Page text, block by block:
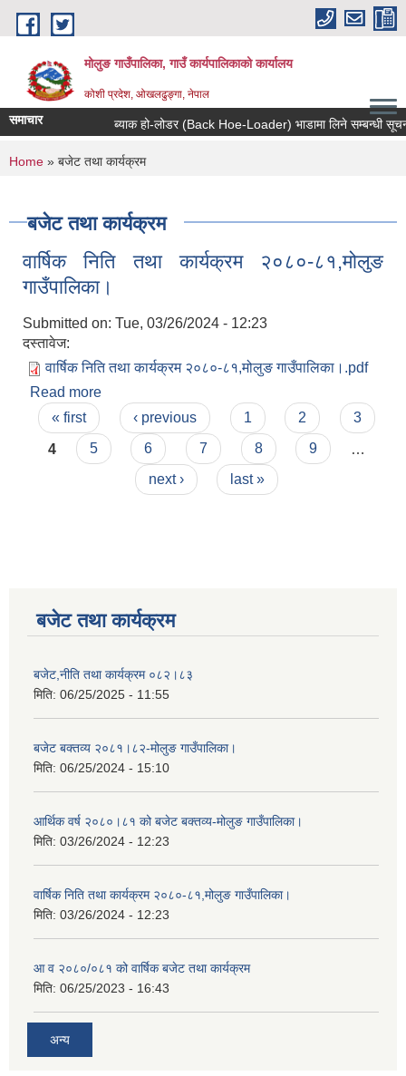
Skip to main content
मोलुङ गाउँपालिका, गाउँ कार्यपालिकाको कार्यालय
कोशी प्रदेश, ओखलढुङ्गा, नेपाल
समाचार ब्याक हो-लोडर (Back Hoe-Loader) भाडामा लिने सम्बन्धी सूचना ।
You are here
Home » बजेट तथा कार्यक्रम
बजेट तथा कार्यक्रम
वार्षिक निति तथा कार्यक्रम २०८०-८१,मोलुङ
गाउँपालिका।
Submitted on: Tue, 03/26/2024 - 12:23
दस्तावेज:
वार्षिक निति तथा कार्यक्रम २०८०-८१,मोलुङ गाउँपालिका।.pdf
Read more
गाउँपालिका।
Pages
« first ‹ previous 1 2
3
4
5 6 7 8 9
next ›
last »
बजेट तथा कार्यक्रम
बजेट,नीति तथा कार्यक्रम ०८२।८३
मिति: 06/25/2025 - 11:55
बजेट बक्तव्य २०८१।८२-मोलुङ गाउँपालिका।
मिति: 06/25/2024 - 15:10
आर्थिक वर्ष २०८०।८१ को बजेट बक्तव्य-मोलुङ गाउँपालिका।
मिति: 03/26/2024 - 12:23
वार्षिक निति तथा कार्यक्रम २०८०-८१,मोलुङ गाउँपालिका।
मिति: 03/26/2024 - 12:23
आ व २०८०/०८१ को वार्षिक बजेट तथा कार्यक्रम
मिति: 06/25/2023 - 16:43
अन्य